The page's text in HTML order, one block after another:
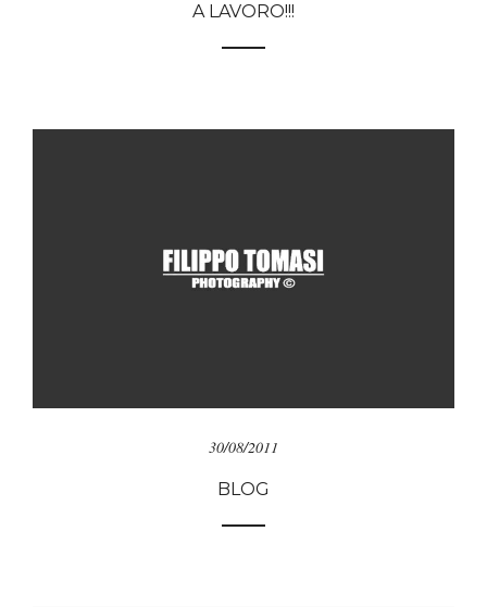
A LAVORO!!!
30/08/2011
BLOG